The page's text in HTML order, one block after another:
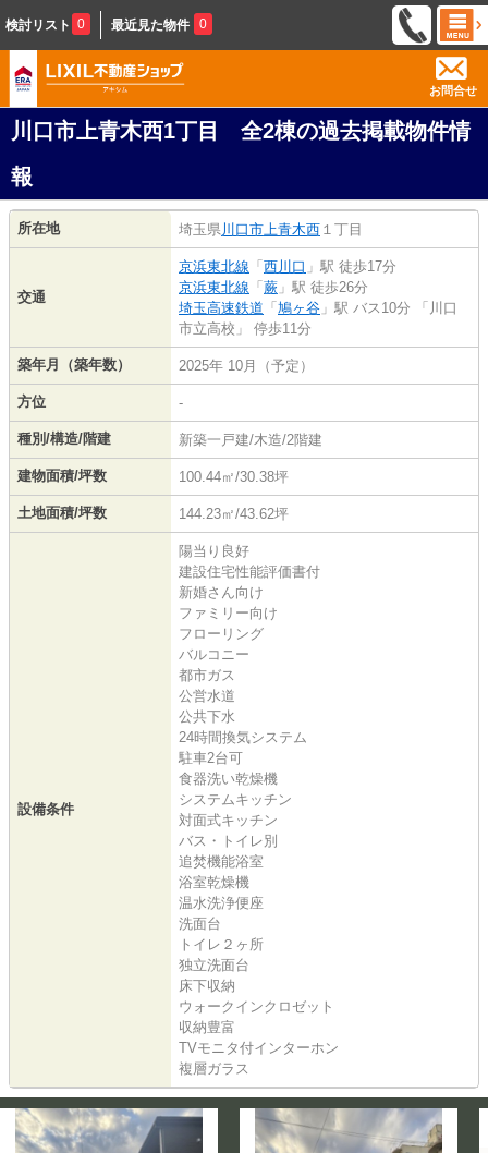
検討リスト 0 最近見た物件 0
お問合せ
川口市上青木西1丁目 全2棟の過去掲載物件情
報
所在地 埼玉県川口市上青木西 １丁目
交通
京浜東北線 「 西川口 」駅 徒歩17分
京浜東北線 「 蕨 」駅 徒歩26分
埼玉高速鉄道 「 鳩ヶ谷 」駅 バス10分 「川口
市立高校」 停歩11分
築年月（築年数） 2025年 10月（予定）
方位 -
種別/構造/階建 新築一戸建/木造/2階建
建物面積/坪数 100.44㎡/30.38坪
土地面積/坪数 144.23㎡/43.62坪
設備条件
陽当り良好
建設住宅性能評価書付
新婚さん向け
ファミリー向け
フローリング
バルコニー
都市ガス
公営水道
公共下水
24時間換気システム
駐車2台可
食器洗い乾燥機
システムキッチン
対面式キッチン
バス・トイレ別
追焚機能浴室
浴室乾燥機
温水洗浄便座
洗面台
トイレ２ヶ所
独立洗面台
床下収納
ウォークインクロゼット
収納豊富
TVモニタ付インターホン
複層ガラス